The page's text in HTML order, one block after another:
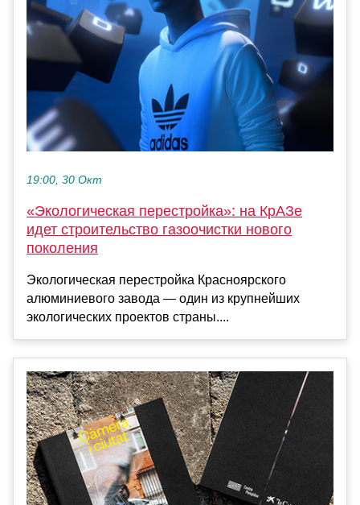
19:00, 30 Окт
«Экологическая перестройка»: на КрАЗе
идет строительство газоочистки нового
поколения
Экологическая перестройка Красноярского
алюминиевого завода — один из крупнейших
экологических проектов страны....